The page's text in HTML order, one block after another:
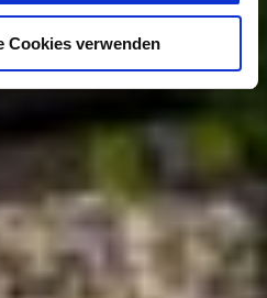
Cookies verwenden